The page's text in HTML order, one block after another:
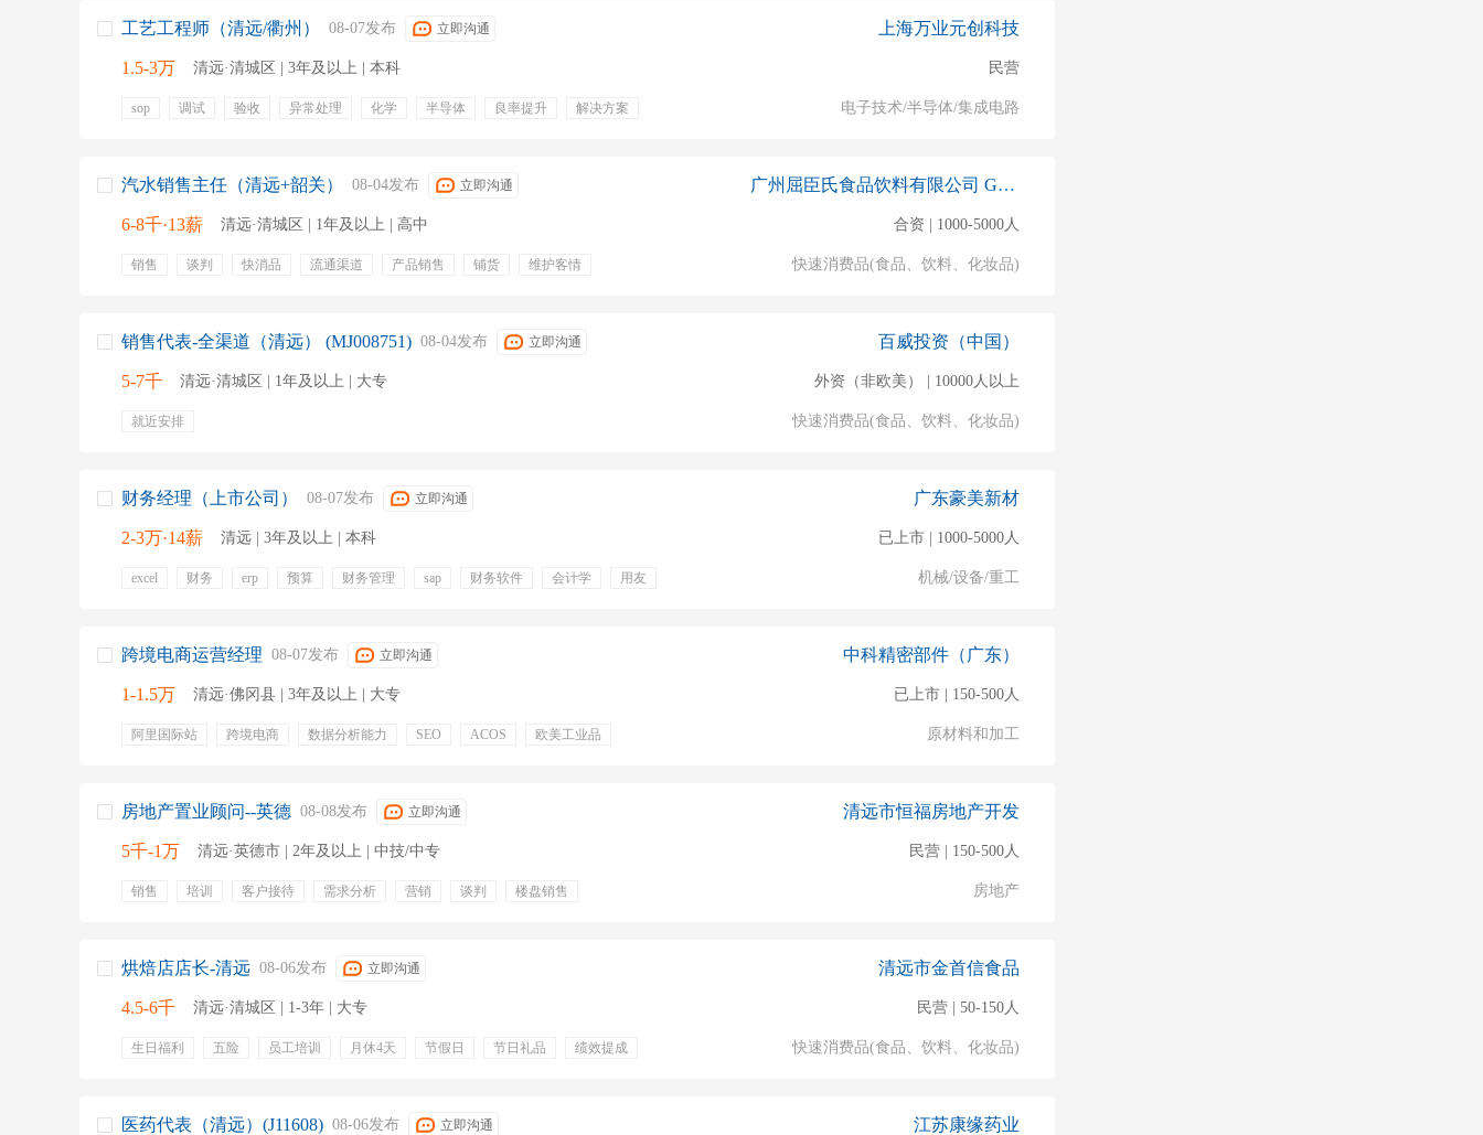
工艺工程师（清远/衢州） 08-07发布 立即沟通
1.5-3万 清远·清城区 | 3年及以上 | 本科
sop 调试 验收 异常处理 化学 半导体 良率提升
解决方案
上海万业元创科技
民营
电子技术/半导体/集成电路
汽水销售主任（清远+韶关） 08-04发布 立即沟通
6-8千·13薪 清远·清城区 | 1年及以上 | 高中
销售 谈判 快消品 流通渠道 产品销售 铺货
维护客情
公司活动
文娱活动 六险一金
广州屈臣氏食品饮料有限公司 Guangzhou Watson's Food & Beverage Co., Ltd.
合资 | 1000-5000人
快速消费品(食品、饮料、化妆品)
销售代表-全渠道（清远） (MJ008751) 08-04发布 立即沟通
5-7千 清远·清城区 | 1年及以上 | 大专
就近安排
百威投资（中国）
外资（非欧美） | 10000人以上
快速消费品(食品、饮料、化妆品)
财务经理（上市公司） 08-07发布 立即沟通
2-3万·14薪 清远 | 3年及以上 | 本科
excel 财务 erp 预算 财务管理 sap 财务软件 会计学
用友
广东豪美新材
已上市 | 1000-5000人
机械/设备/重工
跨境电商运营经理 08-07发布 立即沟通
1-1.5万 清远·佛冈县 | 3年及以上 | 大专
阿里国际站 跨境电商 数据分析能力 SEO ACOS
欧美工业品
中科精密部件（广东）
已上市 | 150-500人
原材料和加工
房地产置业顾问--英德 08-08发布 立即沟通
5千-1万 清远·英德市 | 2年及以上 | 中技/中专
销售 培训 客户接待 需求分析 营销 谈判
楼盘销售
激励奖金
清远市恒福房地产开发
民营 | 150-500人
房地产
烘焙店店长-清远 08-06发布 立即沟通
4.5-6千 清远·清城区 | 1-3年 | 大专
生日福利 五险 员工培训 月休4天 节假日 节日礼品
绩效提成
清远市金首信食品
民营 | 50-150人
快速消费品(食品、饮料、化妆品)
医药代表（清远）(J11608) 08-06发布 立即沟通 江苏康缘药业